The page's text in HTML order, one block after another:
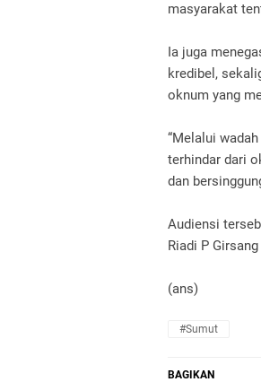
masyarakat
Ia juga
kredibel,
oknum yang
“Melalui
terhindar dari
dan
Audiensi
Riadi P
(ans)
#Sumut
BAGIKAN